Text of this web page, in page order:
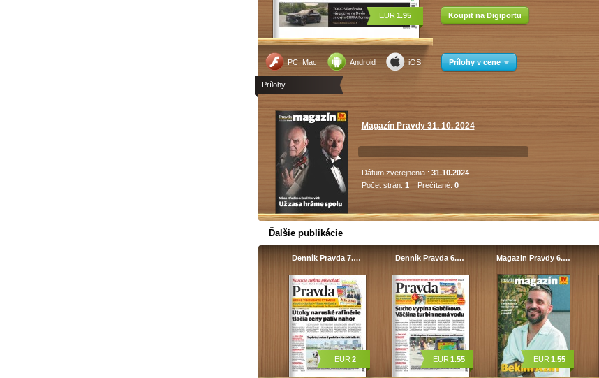
PC, Mac Android iOS
EUR 1.95 Koupit na Digiportu
Prílohy v cene
Prílohy
Magazín Pravdy 31. 10. 2024
Dátum zverejnenia : 31.10.2024
Počet strán: 1Prečítané: 0
Ďalšie publikácie
Denník Pravda 7.…
EUR 2
Denník Pravda 6.…
EUR 1.55
Magazin Pravdy 6.…
EUR 1.55